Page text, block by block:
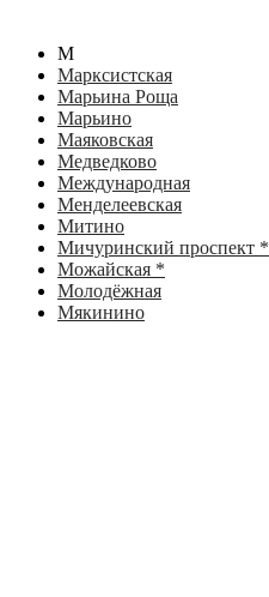
М
Марксистская
Марьина Роща
Марьино
Маяковская
Медведково
Международная
Менделеевская
Митино
Мичуринский проспект *
Можайская *
Молодёжная
Мякинино